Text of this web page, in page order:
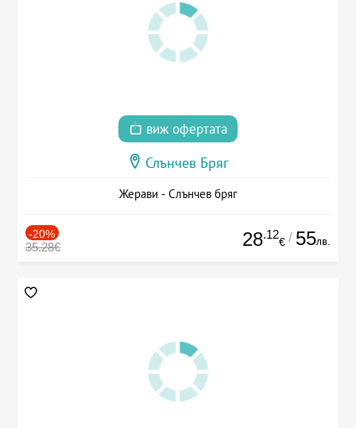
виж офертата
Слънчев Бряг
Жерави - Слънчев бряг
-20%
35.28€ 28.12
€ / 55лв.